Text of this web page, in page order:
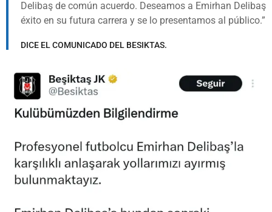
Delibaş de común acuerdo. Deseamos a Emirhan Delibaş
éxito en su futura carrera y se lo presentamos al público.
DICE EL COMUNICADO DEL BESIKTAS.